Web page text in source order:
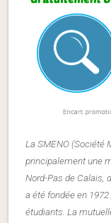
La SMENO (Société
principalement une
Nord-Pas de Calais,
a été fondée en
étudiants. La